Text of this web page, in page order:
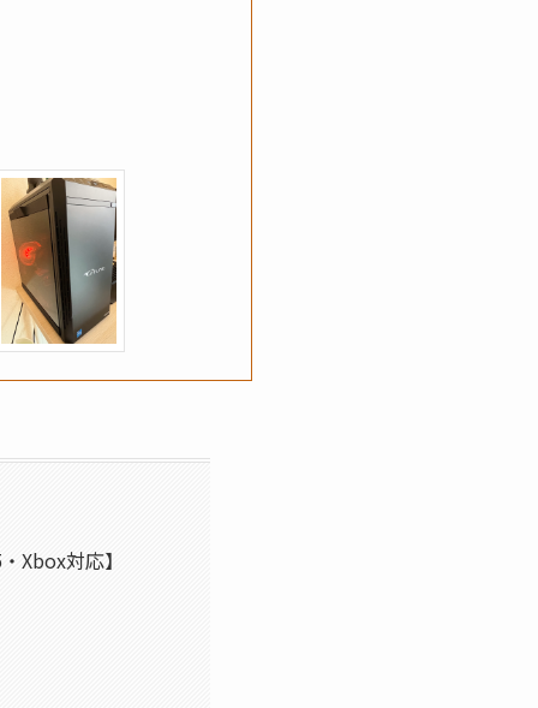
Xbox対応】